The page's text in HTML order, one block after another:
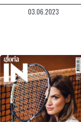
03.06.2023